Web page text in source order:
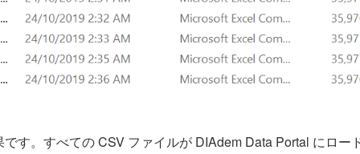
す。すべての CSV ファイルが DIAdem Data Portal にロー